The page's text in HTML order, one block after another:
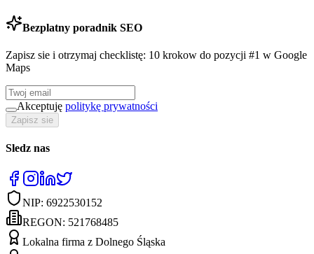
Bezplatny poradnik SEO
Zapisz sie i otrzymaj checklistę: 10 krokow do pozycji #1 w Google
Maps
Akceptuję politykę prywatności
Zapisz sie
Sledz nas
NIP: 6922530152
REGON: 521768485
Lokalna firma z Dolnego Śląska